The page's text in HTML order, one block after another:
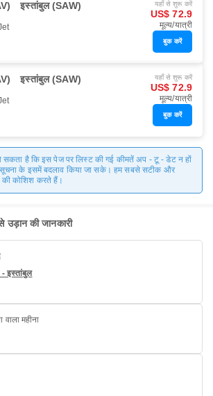
इस्तांबुल (SAW) यहाँ से शुरू करें
US$ 72.9
मूल्य/यात्री
बुक करें
इस्तांबुल (SAW) यहाँ से शुरू करें
US$ 72.9
मूल्य/यात्री
बुक करें
सकता है कि इस पेज पर लिस्ट की गई कीमतें अप - टू - डेट न हों
सूचना के इसमें बदलाव किया जा सके। हम सबसे सटीक और
की कोशिश करते हैं।
की जानकारी
इस्तांबुल
महीना